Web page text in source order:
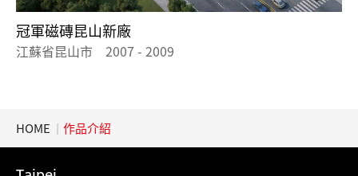
冠軍磁磚昆山新廠
江蘇省昆山市 2007 - 2009
HOME 作品介紹